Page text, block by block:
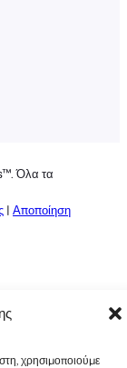
χρησιμοποιούμε
Όλα τα
| Αποποίηση